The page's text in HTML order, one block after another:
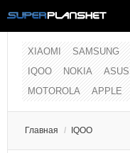
XIAOMI SAMSUNG
IQOO
NOKIA ASUS
MOTOROLA
APPLE
Главная / IQOO